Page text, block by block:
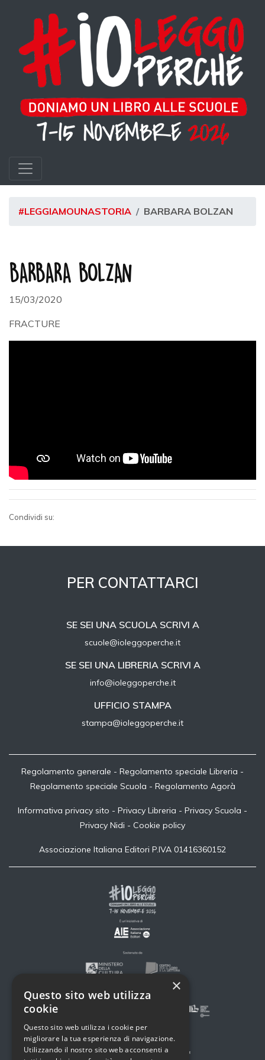
#LEGGIAMOUNASTORIA BARBARA BOLZAN
BARBARA BOLZAN
15/03/2020
FRACTURE
Condividi su:
PER CONTATTARCI
SE SEI UNA SCUOLA SCRIVI A
scuole@ioleggoperche.it
SE SEI UNA LIBRERIA SCRIVI A
info@ioleggoperche.it
UFFICIO STAMPA
stampa@ioleggoperche.it
Regolamento generale - Regolamento speciale Libreria -
Regolamento speciale Scuola - Regolamento Agorà
Informativa privacy sito - Privacy Libreria - Privacy Scuola -
Privacy Nidi - Cookie policy
Associazione Italiana Editori P.IVA 01416360152
×
Questo sito web utilizza
cookie
Questo sito web utilizza i cookie per
migliorare la tua esperienza di navigazione.
Utilizzando il nostro sito web acconsenti a